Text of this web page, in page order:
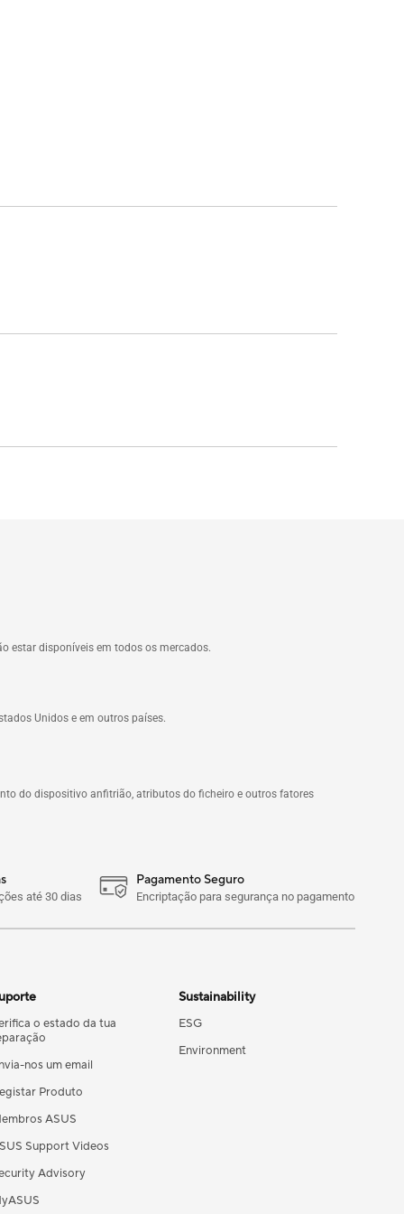
estar disponíveis em todos os mercados.
Unidos e em outros países.
do dispositivo anfitrião, atributos do ficheiro e outros fatores
até 30 dias
Pagamento Seguro
Encriptação para segurança no pagamento
o estado da tua
nos um email
Produto
ASUS
Support Videos
Advisory
Sustainability
ESG
Environment